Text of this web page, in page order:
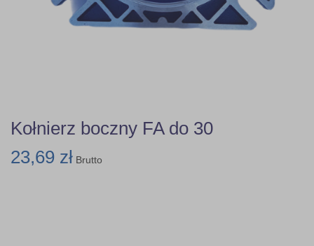
Kołnierz boczny FA do 30
23,69 zł Brutto